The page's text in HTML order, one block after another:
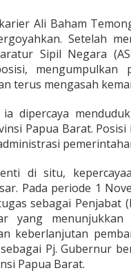
a
l
i
k
G
u
u
n
g
M
a
h
a
Ali Baham
Setelah
Sipil Negara
terus mengasah
ia dipercaya
Papua Barat.
di situ,
Pada periode 1
sebagai Penjabat
yang menunjukkan
keberlanjutan
Pj. Gubernur
Papua Barat.